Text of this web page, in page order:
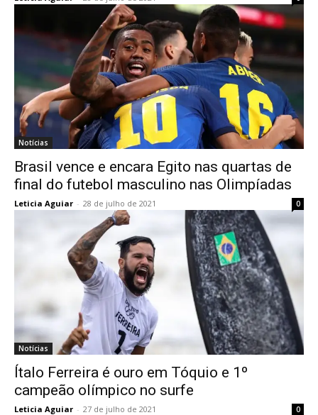
Notícias
Brasil vence e encara Egito nas quartas de
final do futebol masculino nas Olimpíadas
Leticia Aguiar - 28 de julho de 2021 0
Notícias
Ítalo Ferreira é ouro em Tóquio e 1º
campeão olímpico no surfe
Leticia Aguiar - 27 de julho de 2021 0